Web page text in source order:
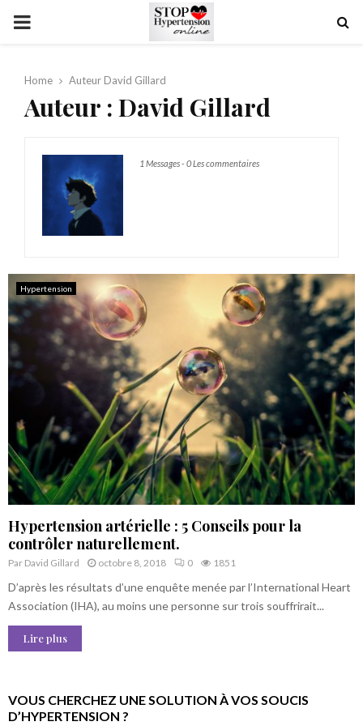
PRIMARY
Home Auteur David Gillard
Auteur : David Gillard
1 Messages- 0 Les commentaires
Hypertension
Hypertension artérielle : 5 Conseils pour la
contrôler naturellement.
Par David Gillard octobre 8, 2018 0 1851
D’après les résultats d’une enquête menée par l’International Heart
Association (IHA), au moins une personne sur trois souffrirait...
Lire plus
VOUS CHERCHEZ UNE SOLUTION À VOS SOUCIS
D’HYPERTENSION ?